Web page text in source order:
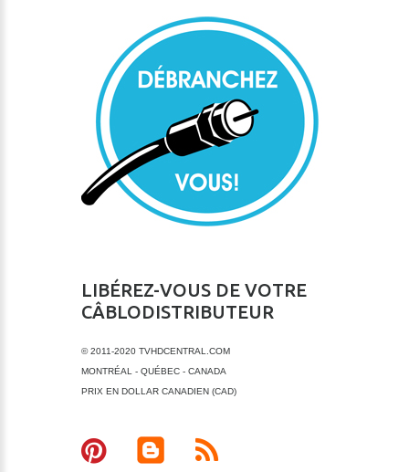
LIBÉREZ-VOUS DE VOTRE
CÂBLODISTRIBUTEUR
© 2011-2020 TVHDCENTRAL.COM
MONTRÉAL - QUÉBEC - CANADA
PRIX EN DOLLAR CANADIEN (CAD)